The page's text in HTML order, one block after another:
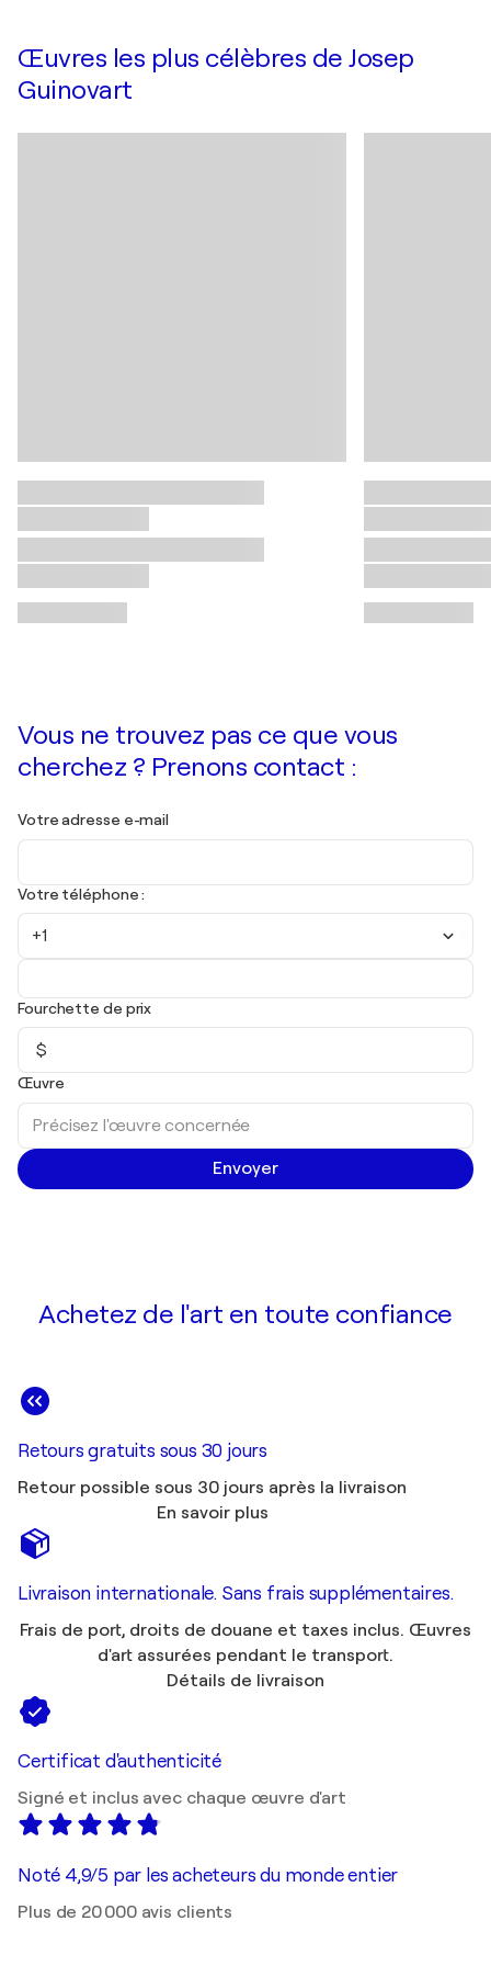
Œuvres les plus célèbres de Josep
Guinovart
Vous ne trouvez pas ce que vous
cherchez ? Prenons contact :
Votre adresse e-mail
Votre téléphone :
+1
Fourchette de prix
$
Œuvre
Envoyer
Achetez de l'art en toute confiance
Retours gratuits sous 30 jours
Retour possible sous 30 jours après la livraison
En savoir plus
Livraison internationale. Sans frais supplémentaires.
Frais de port, droits de douane et taxes inclus. Œuvres
d'art assurées pendant le transport.
Détails de livraison
Certificat d'authenticité
Signé et inclus avec chaque œuvre d'art
Noté 4,9/5 par les acheteurs du monde entier
Plus de 20 000 avis clients